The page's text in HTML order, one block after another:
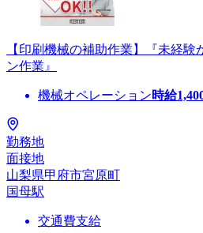
【印刷機械の補助作業】『未経験
ン作業』
機械オペレーション時給
勤務地
面接地
山梨県甲府市宮原町
国母駅
交通費支給